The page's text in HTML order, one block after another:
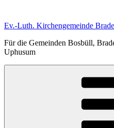
springen
Ev.-Luth. Kirchengemeinde
Für die Gemeinden Bosbüll,
Uphusum